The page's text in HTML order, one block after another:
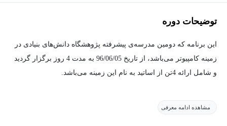
توضیحات دوره
این برنامه که دومین مدرسه‌ی پیشرفته پژوهشگاه دانش‌های بنیادی در
زمینه کامپیوتر می‌باشد، از تاریخ 96/06/05 به مدت 4 روز برگزار گردید
و شامل ارائه 4تن از اساتید به نام این زمینه می‌باشد.
مشاهده ادامه معرفی